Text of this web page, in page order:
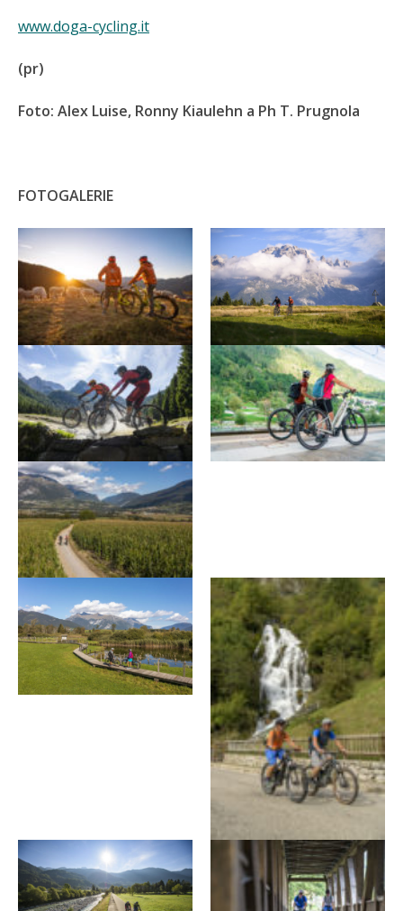
www.doga-cycling.it
(pr)
Foto: Alex Luise, Ronny Kiaulehn a Ph T. Prugnola
FOTOGALERIE